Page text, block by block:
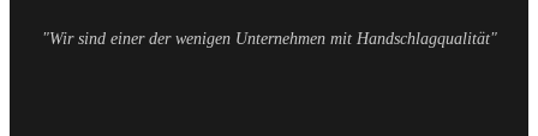
"Wir sind einer der wenigen Unternehmen mit Handschlagqualität"